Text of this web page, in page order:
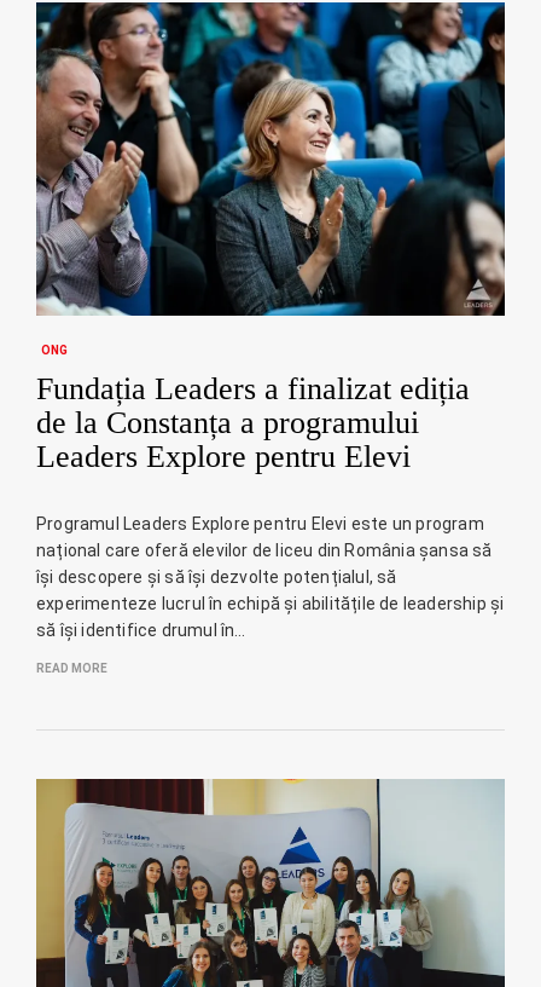
ONG
Fundația Leaders a finalizat ediția
de la Constanța a programului
Leaders Explore pentru Elevi
Programul Leaders Explore pentru Elevi este un program
național care oferă elevilor de liceu din România șansa să
își descopere și să își dezvolte potențialul, să
experimenteze lucrul în echipă și abilitățile de leadership și
să își identifice drumul în…
READ MORE